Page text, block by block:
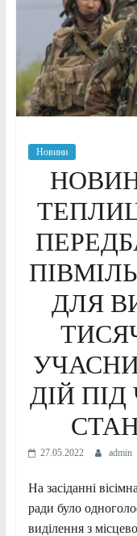
Новини
ДЛЯ
ДІЙ
27.05.2022 admin
На засіданні
ради було
виділення з